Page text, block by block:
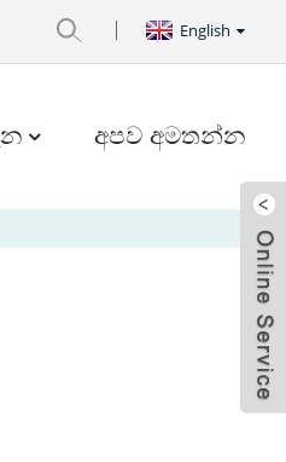
English
අපව අමතන්න